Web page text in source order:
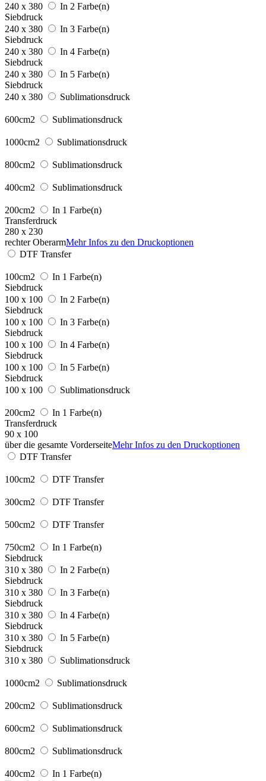
240 x 380
In 2 Farbe(n)
Siebdruck
240 x 380
In 3 Farbe(n)
Siebdruck
240 x 380
In 4 Farbe(n)
Siebdruck
240 x 380
In 5 Farbe(n)
Siebdruck
240 x 380
Sublimationsdruck
600cm2 Sublimationsdruck
1000cm2 Sublimationsdruck
800cm2 Sublimationsdruck
400cm2 Sublimationsdruck
200cm2
In 1 Farbe(n)
Transferdruck
280 x 230
rechter OberarmMehr Infos zu den Druckoptionen
DTF Transfer
100cm2
In 1 Farbe(n)
Siebdruck
100 x 100
In 2 Farbe(n)
Siebdruck
100 x 100
In 3 Farbe(n)
Siebdruck
100 x 100
In 4 Farbe(n)
Siebdruck
100 x 100
In 5 Farbe(n)
Siebdruck
100 x 100
Sublimationsdruck
200cm2
In 1 Farbe(n)
Transferdruck
90 x 100
über die gesamte VorderseiteMehr Infos zu den Druckoptionen
DTF Transfer
100cm2 DTF Transfer
300cm2 DTF Transfer
500cm2 DTF Transfer
750cm2
In 1 Farbe(n)
Siebdruck
310 x 380
In 2 Farbe(n)
Siebdruck
310 x 380
In 3 Farbe(n)
Siebdruck
310 x 380
In 4 Farbe(n)
Siebdruck
310 x 380
In 5 Farbe(n)
Siebdruck
310 x 380
Sublimationsdruck
1000cm2 Sublimationsdruck
200cm2 Sublimationsdruck
600cm2 Sublimationsdruck
800cm2 Sublimationsdruck
400cm2
In 1 Farbe(n)